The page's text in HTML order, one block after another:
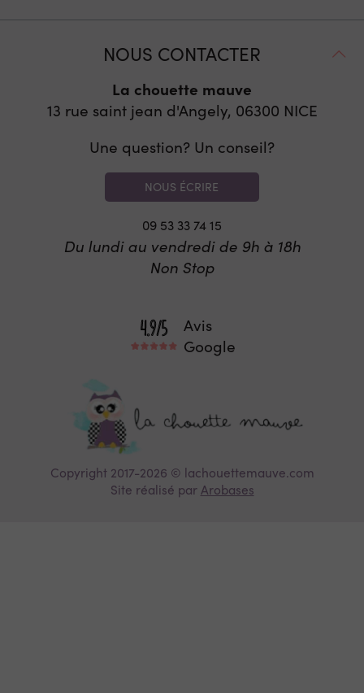
NOUS CONTACTER
La chouette mauve
13 rue saint jean d'Angely, 06300 NICE
Une question? Un conseil?
NOUS ÉCRIRE
09 53 33 74 15
Du lundi au vendredi de 9h à 18h
Non Stop
Avis
Google
Copyright 2017-2026 © lachouettemauve.com
Site réalisé par Arobases